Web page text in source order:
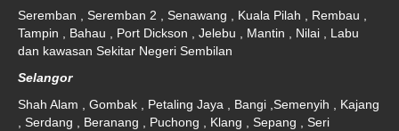
Seremban , Seremban 2 , Senawang , Kuala Pilah , Rembau ,
Tampin , Bahau , Port Dickson , Jelebu , Mantin , Nilai , Labu
dan kawasan Sekitar Negeri Sembilan
Selangor
Shah Alam , Gombak , Petaling Jaya , Bangi ,Semenyih , Kajang
, Serdang , Beranang , Puchong , Klang , Sepang , Seri